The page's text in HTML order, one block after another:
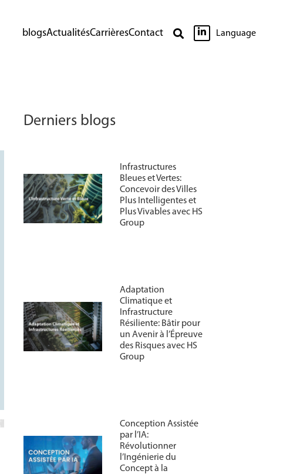
blogsActualitésCarrièresContact   Language
Derniers blogs
Infrastructures
Bleues et Vertes:
Concevoir des Villes
Plus Intelligentes et
Plus Vivables avec HS
Group
Adaptation
Climatique et
Infrastructure
Résiliente: Bâtir pour
un Avenir à l’Épreuve
des Risques avec HS
Group
Conception Assistée
par l’IA:
Révolutionner
l’Ingénierie du
Concept à la